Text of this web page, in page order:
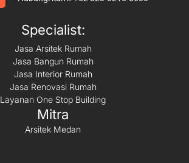
Specialist:
Jasa Arsitek Rumah
Jasa Bangun Rumah
Jasa Interior Rumah
Jasa Renovasi Rumah
Layanan One Stop Building
Mitra
Arsitek Medan